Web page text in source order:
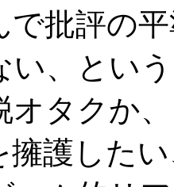
で批評の
い、とい
タクか
擁護した